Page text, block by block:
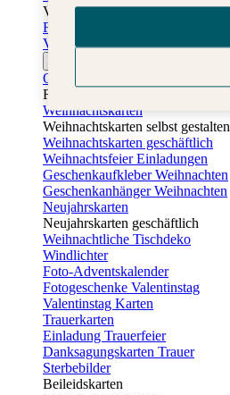
Vatertag
Fotogeschenke Vatertag
Vatertagskarten
Osterkarten
Fotogeschenke zu Ostern
Weihnachtskarten
Weihnachtskarten selbst gestalten
Weihnachtskarten geschäftlich
Weihnachtsfeier Einladungen
Geschenkaufkleber Weihnachten
Geschenkanhänger Weihnachten
Neujahrskarten
Neujahrskarten geschäftlich
Weihnachtliche Tischdeko
Windlichter
Foto-Adventskalender
Fotogeschenke Valentinstag
Valentinstag Karten
Trauerkarten
Einladung Trauerfeier
Danksagungskarten Trauer
Sterbebilder
Beileidskarten